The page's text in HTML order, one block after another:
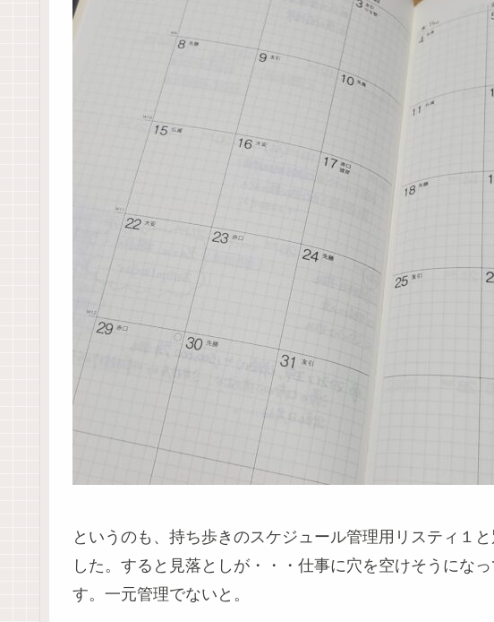
というのも、持ち歩きのスケジュール管理用リスティ１
した。すると見落としが・・・仕事に穴を空けそうにな
す。一元管理でないと。